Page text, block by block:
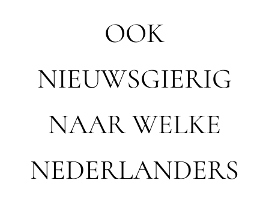
OOK
NIEUWSGIERIG
NAAR WELKE
NEDERLANDERS